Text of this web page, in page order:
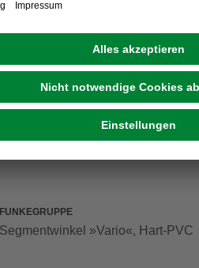
FUNKEGRUPPE
Segmentwinkel »Vario«, Hart-PVC